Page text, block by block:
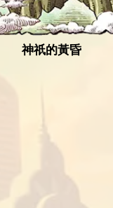
神祇的黃昏